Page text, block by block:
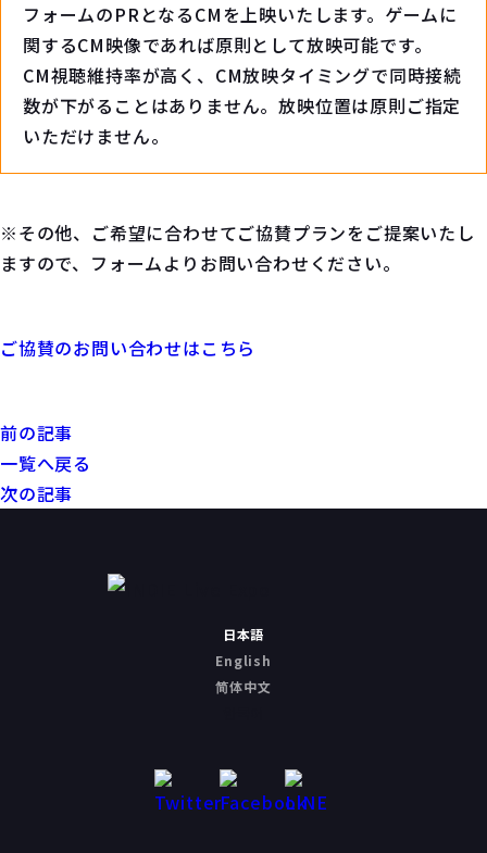
フォームのPRとなるCMを上映いたします。ゲームに
関するCM映像であれば原則として放映可能です。
CM視聴維持率が高く、CM放映タイミングで同時接続
数が下がることはありません。放映位置は原則ご指定
いただけません。
※その他、ご希望に合わせてご協賛プランをご提案いたし
ますので、フォームよりお問い合わせください。
ご協賛のお問い合わせはこちら
前の記事
一覧へ戻る
次の記事
English
日本語
简体中文